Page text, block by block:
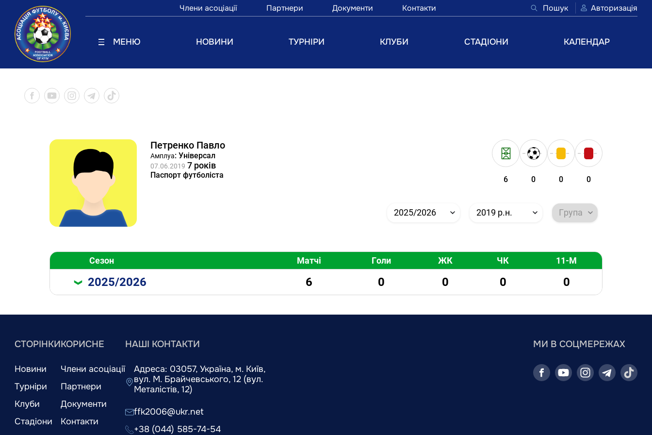
Члени асоціації Партнери Документи Контакти Пошук Авторизація
МЕНЮ НОВИНИ ТУРНІРИ КЛУБИ СТАДІОНИ КАЛЕНДАР
Петренко Павло
Амплуа: Універсал
07.06.2019 7 років
Паспорт футболіста 6 0 0 0
2025/2026 2019 р.н. Група
Сезон Матчі Голи ЖК ЧК 11-М
2025/2026 6 0 0 0 0
СТОРІНКИ
Новини
Турніри
Клуби
Стадіони
КОРИСНЕ
Члени асоціації
Партнери
Документи
Контакти
НАШІ КОНТАКТИ
Адреса: 03057, Україна, м. Київ,
вул. М. Брайчевського, 12 (вул.
Металістів, 12)
ffk2006@ukr.net
+38 (044) 585-74-54
МИ В СОЦМЕРЕЖАХ